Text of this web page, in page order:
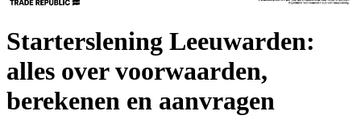
Starterslening Leeuwarden:
alles over voorwaarden,
berekenen en aanvragen